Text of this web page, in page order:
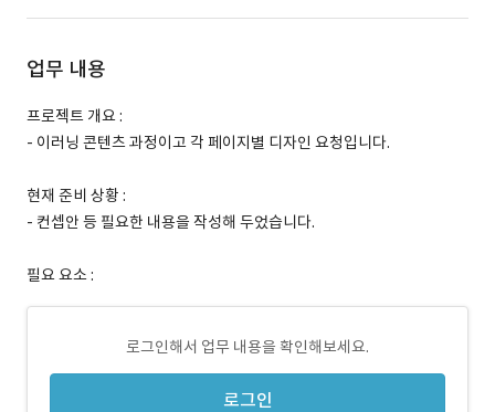
업무 내용
프로젝트 개요 :
- 이러닝 콘텐츠 과정이고 각 페이지별 디자인 요청입니다.
현재 준비 상황 :
- 컨셉안 등 필요한 내용을 작성해 두었습니다.
필요 요소 :
로그인해서 업무 내용을 확인해보세요.
로그인